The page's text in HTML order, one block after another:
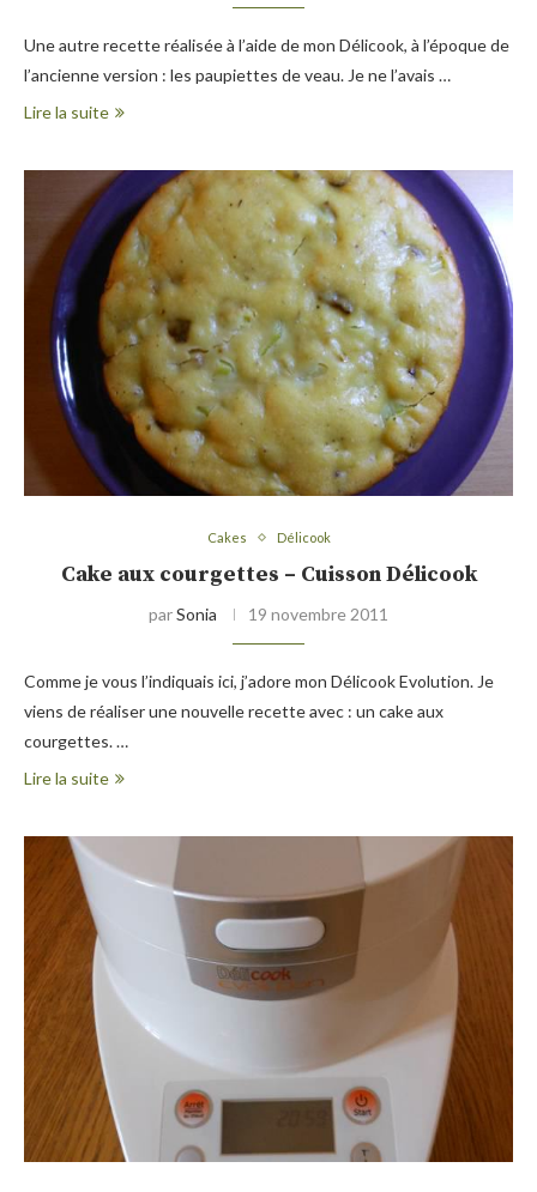
Une autre recette réalisée à l’aide de mon Délicook, à l’époque de
l’ancienne version : les paupiettes de veau. Je ne l’avais …
Lire la suite
Cakes Délicook
Cake aux courgettes – Cuisson Délicook
parSonia 19 novembre 2011
Comme je vous l’indiquais ici, j’adore mon Délicook Evolution. Je
viens de réaliser une nouvelle recette avec : un cake aux
courgettes. …
Lire la suite